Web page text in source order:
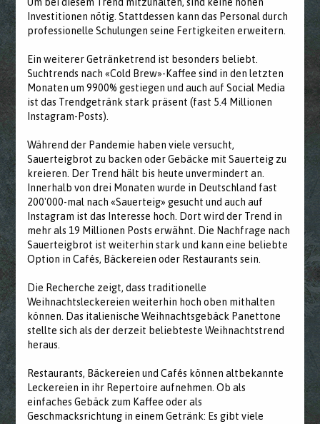
Um bei diesem Trend mitzuhalten, sind keine hohen
Investitionen nötig. Stattdessen kann das Personal durch
professionelle Schulungen seine Fertigkeiten erweitern.
Ein weiterer Getränketrend ist besonders beliebt.
Suchtrends nach «Cold Brew»-Kaffee sind in den letzten
Monaten um 9900% gestiegen und auch auf Social Media
ist das Trendgetränk stark präsent (fast 5.4 Millionen
Instagram-Posts).
Während der Pandemie haben viele versucht,
Sauerteigbrot zu backen oder Gebäcke mit Sauerteig zu
kreieren. Der Trend hält bis heute unvermindert an.
Innerhalb von drei Monaten wurde in Deutschland fast
200'000-mal nach «Sauerteig» gesucht und auch auf
Instagram ist das Interesse hoch. Dort wird der Trend in
mehr als 19 Millionen Posts erwähnt. Die Nachfrage nach
Sauerteigbrot ist weiterhin stark und kann eine beliebte
Option in Cafés, Bäckereien oder Restaurants sein.
Die Recherche zeigt, dass traditionelle
Weihnachtsleckereien weiterhin hoch oben mithalten
können. Das italienische Weihnachtsgebäck Panettone
stellte sich als der derzeit beliebteste Weihnachtstrend
heraus.
Restaurants, Bäckereien und Cafés können altbekannte
Leckereien in ihr Repertoire aufnehmen. Ob als
einfaches Gebäck zum Kaffee oder als
Geschmacksrichtung in einem Getränk: Es gibt viele